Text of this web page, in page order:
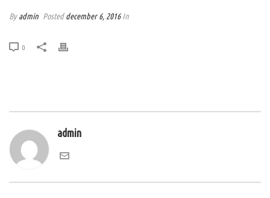
Byadmin Posteddecember 6, 2016In
0
admin